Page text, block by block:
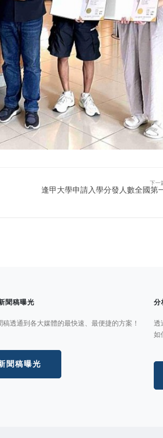
下一
逢甲大學申請入學分發人數全國第
聞稿曝光
稿透通到各大媒體的最快速、最便捷的方案！
聞稿曝光
分
透
如